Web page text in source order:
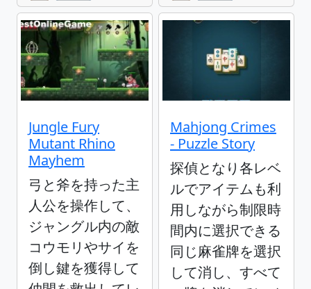
Jungle Fury
Mutant Rhino
Mayhem
弓と斧を持った主
人公を操作して、
ジャングル内の敵
コウモリやサイを
倒し鍵を獲得して
Mahjong Crimes
- Puzzle Story
探偵となり各レベ
ルでアイテムも利
用しながら制限時
間内に選択できる
同じ麻雀牌を選択
して消し、すべて